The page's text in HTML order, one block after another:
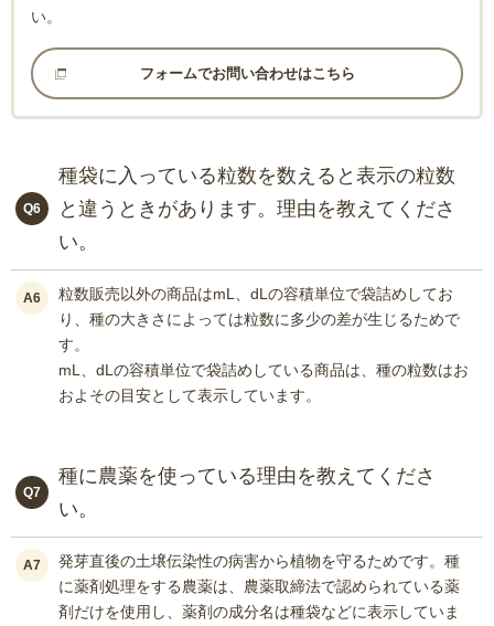
い。
フォームでお問い合わせはこちら
Q6
種袋に入っている粒数を数えると表示の粒数
と違うときがあります。理由を教えてくださ
い。
A6
粒数販売以外の商品はmL、dLの容積単位で袋詰めしてお
り、種の大きさによっては粒数に多少の差が生じるためで
す。
mL、dLの容積単位で袋詰めしている商品は、種の粒数はお
およその目安として表示しています。
Q7
種に農薬を使っている理由を教えてくださ
い。
A7
発芽直後の土壌伝染性の病害から植物を守るためです。種
に薬剤処理をする農薬は、農薬取締法で認められている薬
剤だけを使用し、薬剤の成分名は種袋などに表示していま